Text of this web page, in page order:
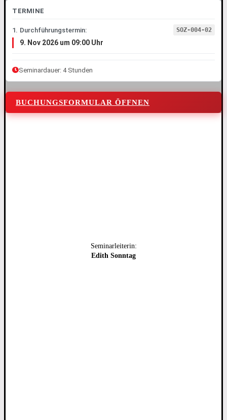
TERMINE
1. Durchführungstermin: SOZ-004-02
9. Nov 2026 um 09:00 Uhr
Seminardauer: 4 Stunden
BUCHUNGSFORMULAR ÖFFNEN
Seminarleiterin:
Edith Sonntag